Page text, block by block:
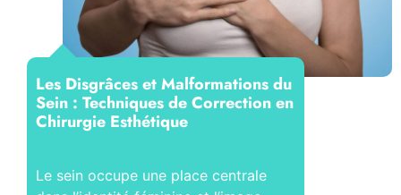
Les Disgrâces et Malformations du
Sein : Techniques de Correction en
Chirurgie Esthétique
Le sein occupe une place centrale